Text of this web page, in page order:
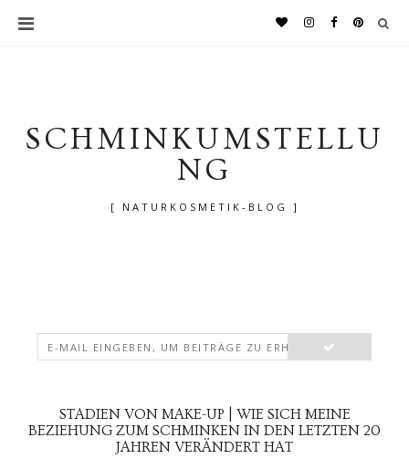
SCHMINKUMSTELLU
NG
[ NATURKOSMETIK-BLOG ]
STADIEN VON MAKE-UP | WIE SICH MEINE
BEZIEHUNG ZUM SCHMINKEN IN DEN LETZTEN 20
JAHREN VERÄNDERT HAT